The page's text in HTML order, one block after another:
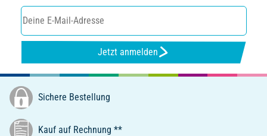
Jetzt anmelden
Sichere Bestellung
Kauf auf Rechnung **